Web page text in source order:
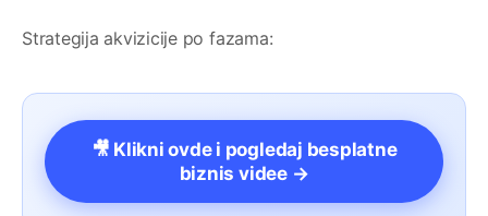
Strategija akvizicije po fazama:
🎥 Klikni ovde i pogledaj besplatne
biznis videe →